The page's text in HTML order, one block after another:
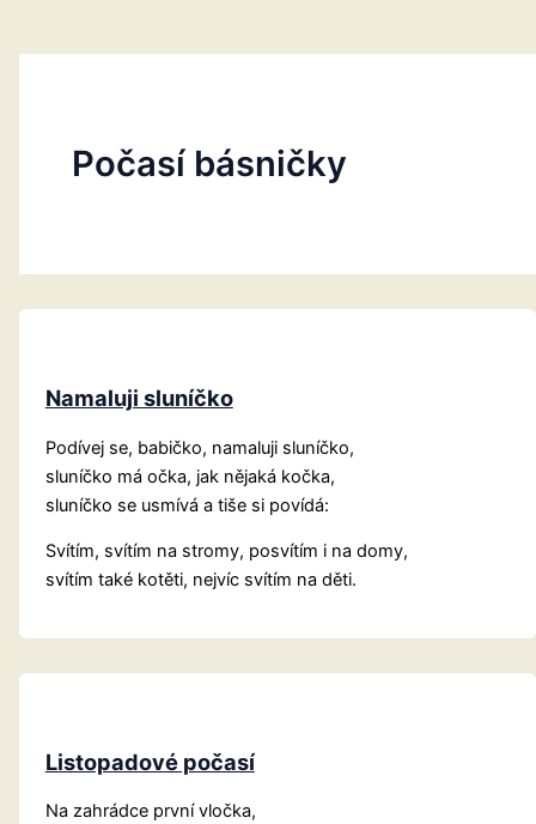
Počasí básničky
Namaluji sluníčko
Podívej se, babičko, namaluji sluníčko,
sluníčko má očka, jak nějaká kočka,
sluníčko se usmívá a tiše si povídá:
Svítím, svítím na stromy, posvítím i na domy,
svítím také kotěti, nejvíc svítím na děti.
Listopadové počasí
Na zahrádce první vločka,